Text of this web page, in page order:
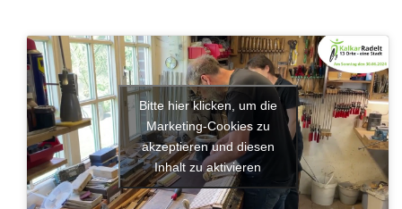
Bitte hier klicken, um die
Marketing-Cookies zu
akzeptieren und diesen
Inhalt zu aktivieren